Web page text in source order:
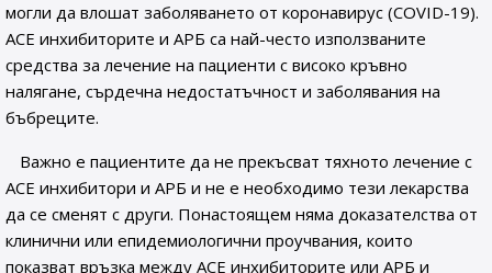
могли да влошат заболяването от коронавирус (COVID-19).
ACE инхибиторите и АРБ са най-често използваните
средства за лечение на пациенти с високо кръвно
налягане, сърдечна недостатъчност и заболявания на
бъбреците.
Важно е пациентите да не прекъсват тяхното лечение с
ACE инхибитори и АРБ и не е необходимо тези лекарства
да се сменят с други. Понастоящем няма доказателства от
клинични или епидемиологични проучвания, които
показват връзка между ACE инхибиторите или АРБ и